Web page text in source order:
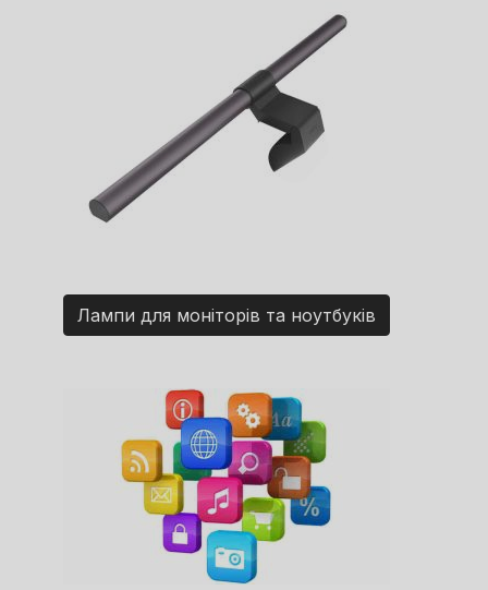
Лампи для моніторів та ноутбуків